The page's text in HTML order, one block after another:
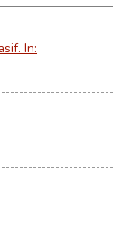
In: